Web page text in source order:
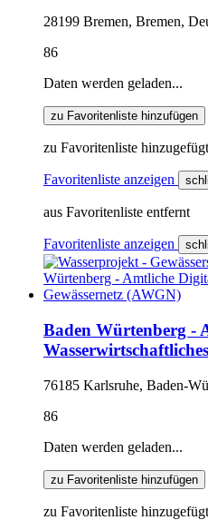
28199 Bremen, Bremen,
86
Daten werden geladen...
zu Favoritenliste hinzufügen
zu Favoritenliste hinzugefügt
Favoritenliste anzeigen
aus Favoritenliste entfernt
Favoritenliste anzeigen
Baden Würtenberg -
76185 Karlsruhe, Baden-
86
Daten werden geladen...
zu Favoritenliste hinzufügen
zu Favoritenliste hinzugefügt